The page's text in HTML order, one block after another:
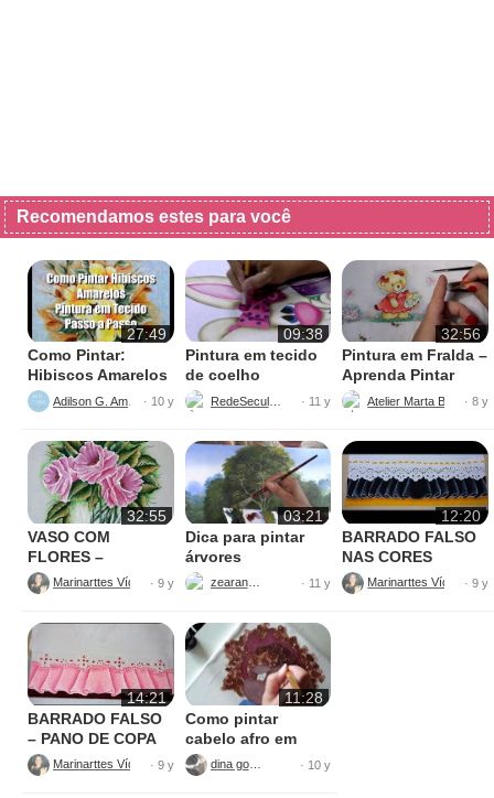
Recomendamos estes para você
27:49
Como Pintar:
Hibiscos Amarelos
· 10 y
09:38
Pintura em tecido
de coelho
RedeSeculo21 · 11 y
32:56
Pintura em Fralda –
Aprenda Pintar
Ursinha
Atelier Marta Beatriz· 8 y
32:55
VASO COM
FLORES –
PINTURAS
· 9 y
03:21
Dica para pintar
árvores
zearantes · 11 y
12:20
BARRADO FALSO
NAS CORES
AMARELO E
PRETO
· 9 y
14:21
BARRADO FALSO
– PANO DE COPA
· 9 y
11:28
Como pintar
cabelo afro em
tecido
dina gomes · 10 y